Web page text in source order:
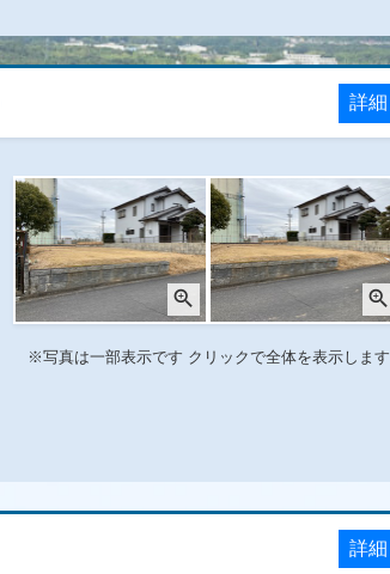
詳細
zoom_in zoom_in
※写真は一部表示です クリックで全体を表示します
詳細